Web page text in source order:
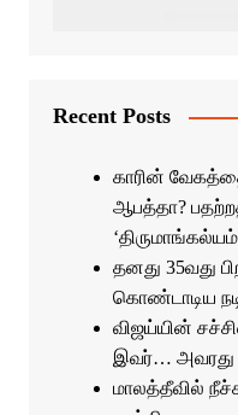
Recent Posts
காரின் வேகத்தை
ஆபத்தா?
தனது 35வது
கொண்டாடிய
விஜய்யின்
இவர்…
மாலத்தீவில்